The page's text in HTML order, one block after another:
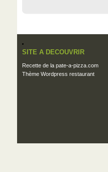
SITE A DECOUVRIR
Recette de la pate-a-pizza.com
Thème Wordpress restaurant